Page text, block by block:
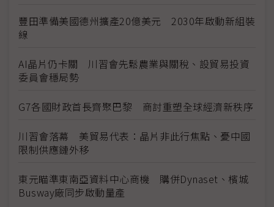
豐田準備美國德州擴產20億美元 2030年啟動新組裝
線
AI晶片仍卡關 川習會先鬆農業與關稅、設貿易投資
委員會穩局勢
G7各國財政首長齊聚巴黎 商討重塑全球經濟新秩序
川習會落幕 美貿易代表：晶片非此行焦點、憂中國
限制供應鏈外移
東元瞄準東南亞資料中心商機 購併Dynaset、檳城
Busway廠同步啟動量產